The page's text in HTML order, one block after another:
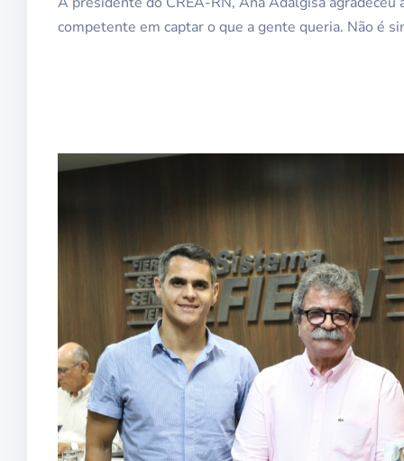
competente em captar o que a gente queria. Não é